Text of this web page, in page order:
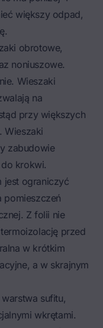
większy odpad,
obrotowe,
noniuszowe.
Wieszaki
na
przy większych
Wieszaki
zabudowie
krokwi.
jest ograniczyć
pomieszczeń
Z folii nie
przed
w krótkim
a w skrajnym
sufitu,
wkrętami.